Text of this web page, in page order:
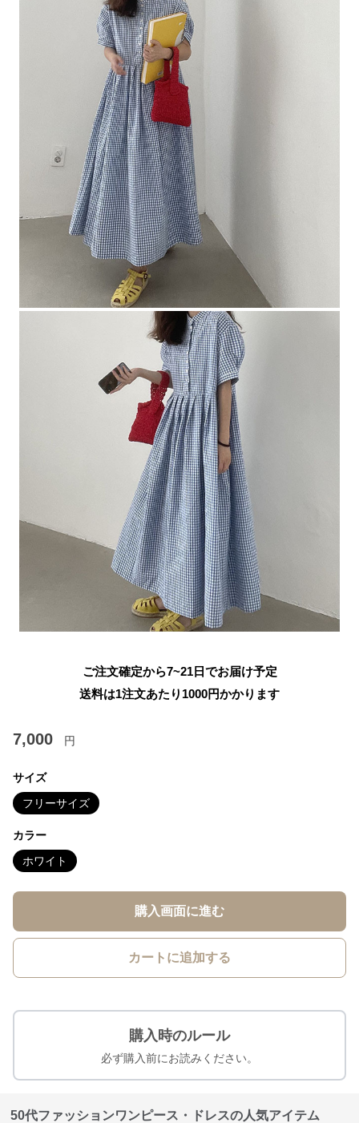
ご注文確定から7~21日でお届け予定
送料は1注文あたり 1000円かかります
7,000 円
サイズ
フリーサイズ
カラー
ホワイト
購入画面に進む
カートに追加する
購入時のルール
必ず購入前にお読みください。
50代ファッションワンピース・ドレスの人気アイテム